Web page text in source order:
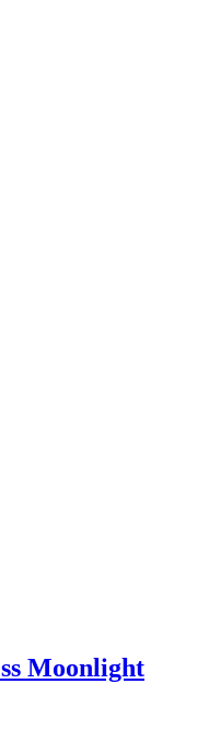
Moonlight